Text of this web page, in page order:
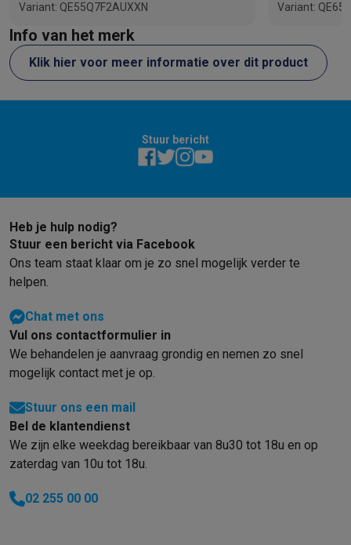
Variant: QE55Q7F2AUXXN Variant:
Info van het merk
Klik hier voor meer informatie over dit product
Stuur bericht
Heb je hulp nodig?
Stuur een bericht via Facebook
Ons team staat klaar om je zo snel mogelijk verder te
helpen.
Chat met ons
Vul ons contactformulier in
We behandelen je aanvraag grondig en nemen zo snel
mogelijk contact met je op.
Stuur ons een mail
Bel de klantendienst
We zijn elke weekdag bereikbaar van 8u30 tot 18u en op
zaterdag van 10u tot 18u.
02 255 00 00